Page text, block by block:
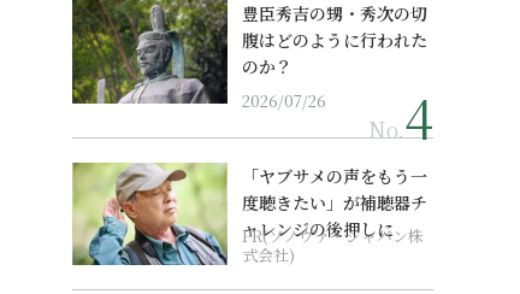
豊臣秀吉の甥・秀次の切
腹はどのように行われた
のか？
2026/07/26
No.
「ヤブサメの声をもう一
度聴きたい」が補聴器チ
ャレンジの後押しに
PR(ソノヴァ・ジャパン株
式会社)